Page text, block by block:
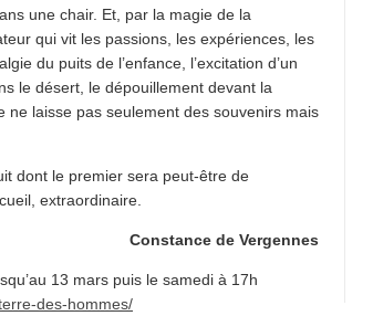
une chair. Et, par la magie de la
qui vit les passions, les expériences, les
du puits de l’enfance, l’excitation d’un
le désert, le dépouillement devant la
laisse pas seulement des souvenirs mais
dont le premier sera peut-être de
extraordinaire.
Constance de Vergennes
13 mars puis le samedi à 17h
des-hommes/